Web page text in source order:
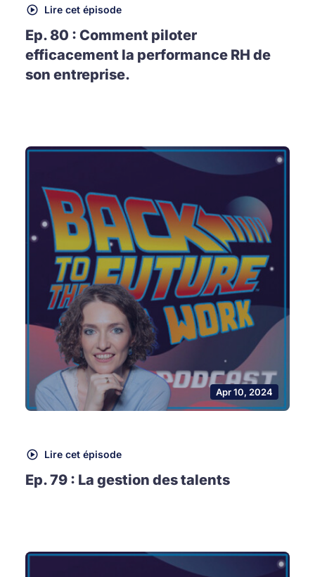
Lire cet épisode
Ep. 80 : Comment piloter
efficacement la performance RH de
son entreprise.
Apr 10, 2024
Lire cet épisode
Ep. 79 : La gestion des talents